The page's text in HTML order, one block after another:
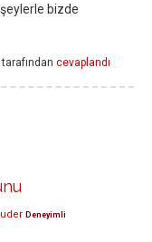
bizde
tarafından cevaplandı
Deneyimli